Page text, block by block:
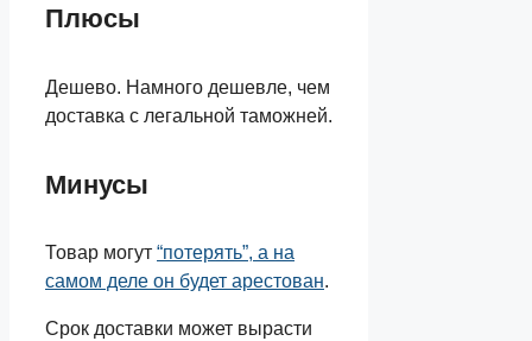
Плюсы
Дешево. Намного дешевле, чем
доставка с легальной таможней.
Минусы
Товар могут “потерять”, а на
самом деле он будет арестован.
Срок доставки может вырасти